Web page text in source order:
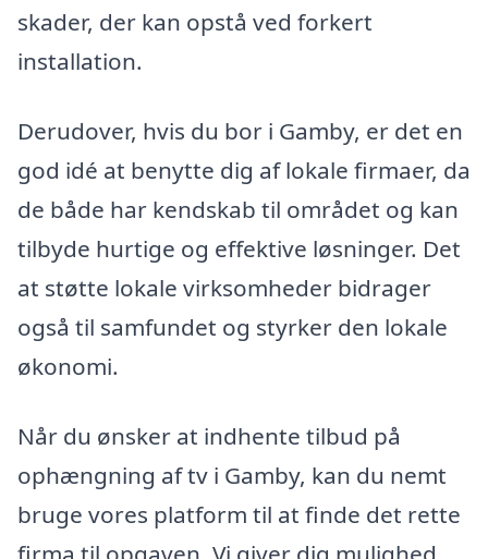
skader, der kan opstå ved forkert
installation.
Derudover, hvis du bor i Gamby, er det en
god idé at benytte dig af lokale firmaer, da
de både har kendskab til området og kan
tilbyde hurtige og effektive løsninger. Det
at støtte lokale virksomheder bidrager
også til samfundet og styrker den lokale
økonomi.
Når du ønsker at indhente tilbud på
ophængning af tv i Gamby, kan du nemt
bruge vores platform til at finde det rette